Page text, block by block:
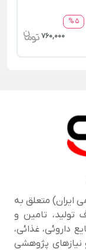
5 %
760,000
ایران) متعلق به
تولید، تامین و
داروئی، غذائی،
نیازهای پژوهشی